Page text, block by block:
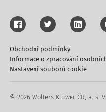
© 2026 Wolters Kluwer ČR, a. s.
Obchodní podmínky
Informace o zpracování
Nastavení souborů cookie